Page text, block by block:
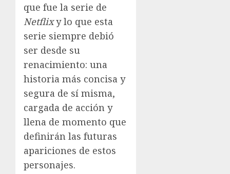
que fue la serie de
Netflixy lo que esta
serie siempre debió
ser desde su
renacimiento: una
historia más concisa y
segura de sí misma,
cargada de acción y
llena de momento que
definirán las futuras
apariciones de estos
personajes.